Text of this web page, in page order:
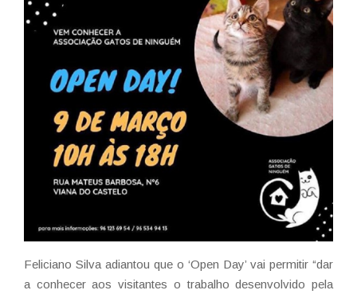
Feliciano Silva adiantou que o ‘Open Day’ vai permitir “dar
a conhecer aos visitantes o trabalho desenvolvido pela